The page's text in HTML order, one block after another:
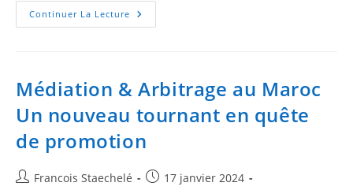
Continuer La Lecture
Médiation & Arbitrage au Maroc
Un nouveau tournant en quête
de promotion
Francois Staechelé
17 janvier 2024